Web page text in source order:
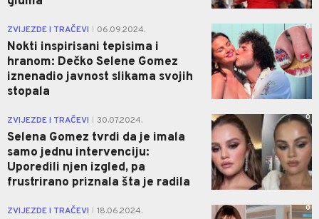
ZVIJEZDE I TRAČEVI 06.09.2024.
Nokti inspirisani tepisima i
hranom: Dečko Selene Gomez
iznenadio javnost slikama svojih
stopala
0
ZVIJEZDE I TRAČEVI 30.07.2024.
Selena Gomez tvrdi da je imala
samo jednu intervenciju:
Uporedili njen izgled, pa
frustrirano priznala šta je radila
0
ZVIJEZDE I TRAČEVI 18.06.2024. 0